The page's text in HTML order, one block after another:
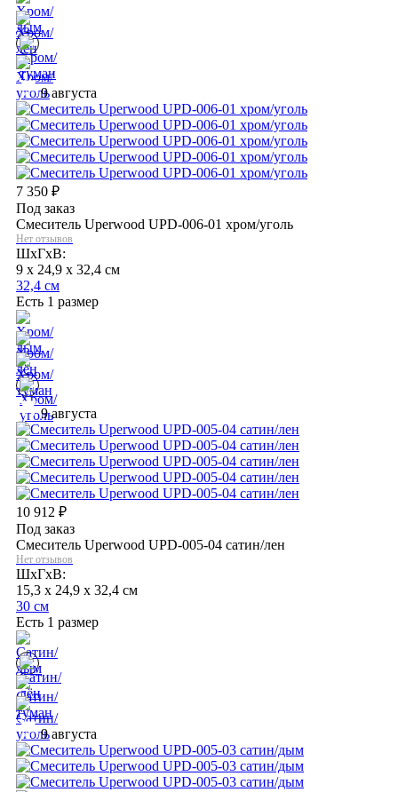
9 августа
7 350 ₽
Под заказ
Смеситель Uperwood UPD-006-01 хром/уголь
Нет отзывов
ШхГхВ:
9 x 24,9 x 32,4 см
32,4 см
Есть 1 размер
9 августа
10 912 ₽
Под заказ
Смеситель Uperwood UPD-005-04 сатин/лен
Нет отзывов
ШхГхВ:
15,3 x 24,9 x 32,4 см
30 см
Есть 1 размер
9 августа